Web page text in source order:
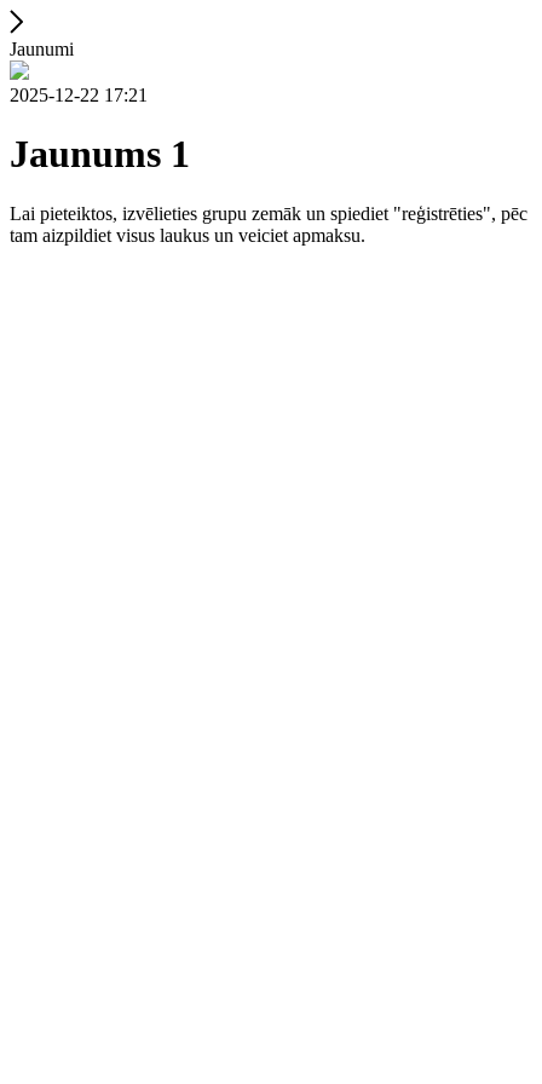
Jaunumi
2025-12-22 17:21
Jaunums 1
Lai pieteiktos, izvēlieties grupu zemāk un spiediet "reģistrēties", pēc
tam aizpildiet visus laukus un veiciet apmaksu.